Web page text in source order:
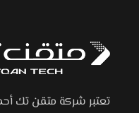
تعتبر شركة متقن تك